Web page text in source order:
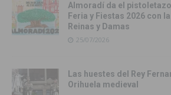
Almoradí da el
Feria y Fiestas 2026 con
Reinas y Damas
25/07/2026
Las huestes del Rey
Orihuela medieval